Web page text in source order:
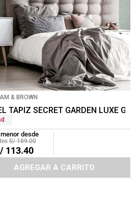
MTS TEAL
& BROWN
TAPIZ SECRET GARDEN LUXE
desde
S/ 189.00
113.40
AGREGAR A CARRITO